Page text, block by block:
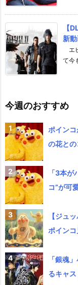
【
新
エ
て今
今週のおすすめ
ポイン
の花との
「3本
コ”が可
【ジュ
ポイン
「銀魂
るキャ